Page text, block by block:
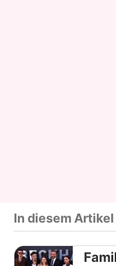
In diesem Artikel